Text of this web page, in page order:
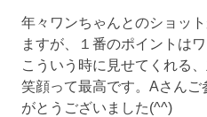
年々ワンちゃんとのショッ
ますが、１番のポイントは
こういう時に見せてくれる
笑顔って最高です。Aさんご
がとうございました(^^)